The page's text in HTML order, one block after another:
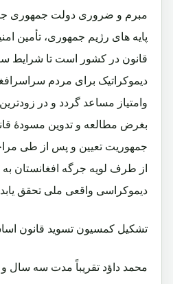
مبرم و ضروری دولت جمهوری
پایه های رژیم جمهوری، تأمین
قانون در کشور است تا شرایط
دیموکراتیک برای مردم
وامتیاز مساعد گردد و در
بغرض مطالعه و تدوین مسودۀ
جمهوریت تعیین و پس از طی
از طرف لویه جرگه افغانستان به
دیموکراسی واقعی ملی تحقق
تشکیل کمسیون تسوید قانون
محمد داؤد تقریباً مدت سه سال